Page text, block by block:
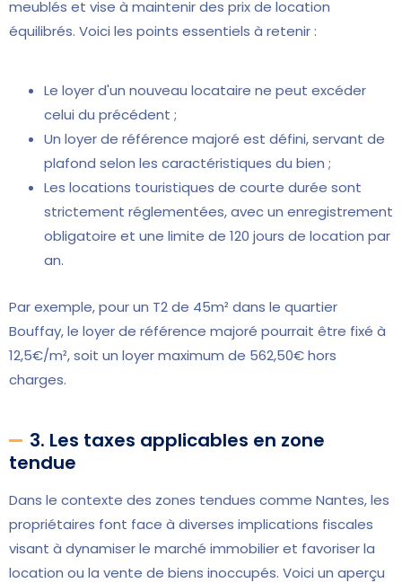
meublés et vise à maintenir des prix de location
équilibrés. Voici les points essentiels à retenir :
Le loyer d'un nouveau locataire ne peut excéder
celui du précédent ;
Un loyer de référence majoré est défini, servant de
plafond selon les caractéristiques du bien ;
Les locations touristiques de courte durée sont
strictement réglementées, avec un enregistrement
obligatoire et une limite de 120 jours de location par
an.
Par exemple, pour un T2 de 45m² dans le quartier
Bouffay, le loyer de référence majoré pourrait être fixé à
12,5€/m², soit un loyer maximum de 562,50€ hors
charges.
3. Les taxes applicables en zone
tendue
Dans le contexte des zones tendues comme Nantes, les
propriétaires font face à diverses implications fiscales
visant à dynamiser le marché immobilier et favoriser la
location ou la vente de biens inoccupés. Voici un aperçu